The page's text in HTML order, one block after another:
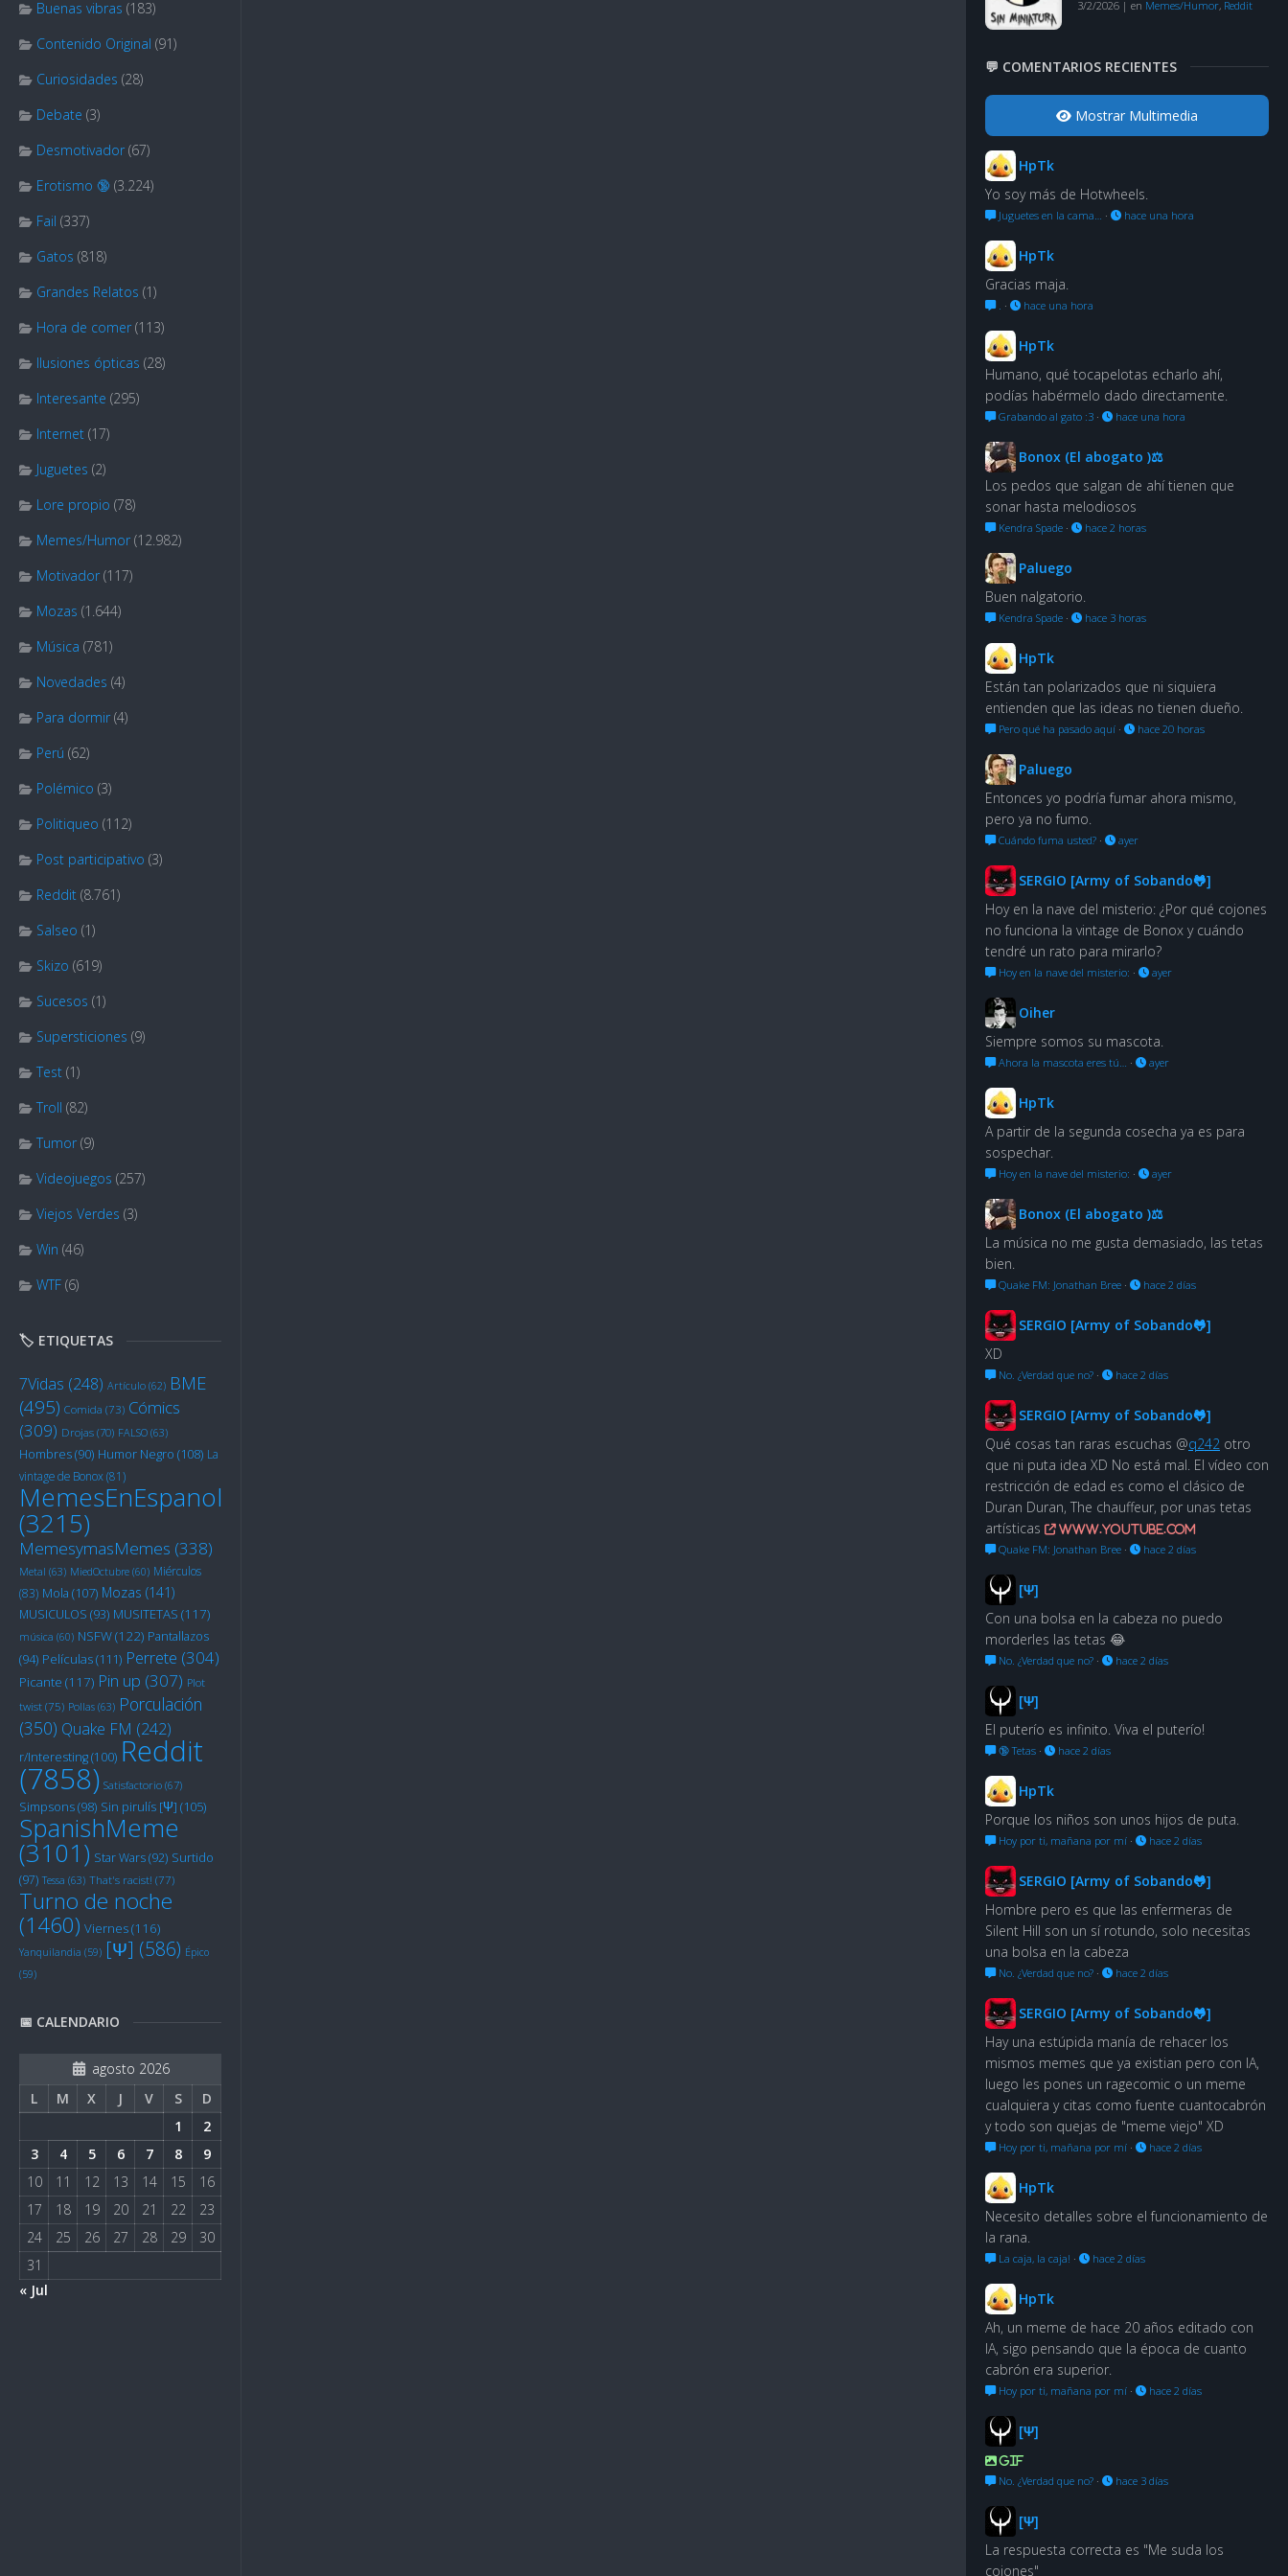
Buenas vibras (183)
Contenido Original (91)
Curiosidades (28)
Debate (3)
Desmotivador (67)
Erotismo 🔞 (3.224)
Fail (337)
Gatos (818)
Grandes Relatos (1)
Hora de comer (113)
Ilusiones ópticas (28)
Interesante (295)
Internet (17)
Juguetes (2)
Lore propio (78)
Memes/Humor (12.982)
Motivador (117)
Mozas (1.644)
Música (781)
Novedades (4)
Para dormir (4)
Perú (62)
Polémico (3)
Politiqueo (112)
Post participativo (3)
Reddit (8.761)
Salseo (1)
Skizo (619)
Sucesos (1)
Supersticiones (9)
Test (1)
Troll (82)
Tumor (9)
Videojuegos (257)
Viejos Verdes (3)
Win (46)
WTF (6)
🏷️ ETIQUETAS
7Vidas (248) Artículo (62) BME
(495) Comida (73) Cómics
(309) Drojas (70) FALSO (63)
Hombres(90) Humor Negro (108) La
vintage de Bonox(81)
MemesEnEspanol
(3215)
MemesymasMemes (338)
Metal (63) MiedOctubre (60) Miérculos
(83) Mola (107) Mozas (141)
MUSICULOS (93) MUSITETAS (117)
música (60) NSFW(122) Pantallazos
(94) Películas(111) Perrete (304)
Picante (117) Pin up (307) Plot
twist (75) Pollas (63) Porculación
(350) Quake FM (242)
r/Interesting(100) Reddit
(7858) Satisfactorio (67)
Simpsons(98) Sin pirulís [Ψ] (105)
SpanishMeme
(3101) Star Wars(92) Surtido
(97) Tessa (63) That's racist! (77)
Turno de noche
(1460) Viernes(116)
Yanquilandia (59) [Ψ] (586) Épico
(59)
📅 CALENDARIO
agosto 2026
L
M X J V S
D
1
2
3
4 5 6 7 8
9
10
11 12 13 14 15
16
17
18 19 20 21 22
23
24
25 26 27 28 29
30
31
« Jul
3/2/2026 | en Memes/Humor, Reddit
💬 COMENTARIOS RECIENTES
Mostrar Multimedia
HpTk
Yo soy más de Hotwheels.
Juguetes en la cama… · hace una hora
HpTk
Gracias maja.
. · hace una hora
HpTk
Humano, qué tocapelotas echarlo ahí,
podías habérmelo dado directamente.
Grabando al gato :3 · hace una hora
Bonox (El abogato )⚖
Los pedos que salgan de ahí tienen que
sonar hasta melodiosos
Kendra Spade · hace 2 horas
Paluego
Buen nalgatorio.
Kendra Spade · hace 3 horas
HpTk
Están tan polarizados que ni siquiera
entienden que las ideas no tienen dueño.
Pero qué ha pasado aquí · hace 20 horas
Paluego
Entonces yo podría fumar ahora mismo,
pero ya no fumo.
Cuándo fuma usted? · ayer
SERGIO [Army of Sobando🐸]
Hoy en la nave del misterio: ¿Por qué cojones
no funciona la vintage de Bonox y cuándo
tendré un rato para mirarlo?
Hoy en la nave del misterio: · ayer
Oiher
Siempre somos su mascota.
Ahora la mascota eres tú… · ayer
HpTk
A partir de la segunda cosecha ya es para
sospechar.
Hoy en la nave del misterio: · ayer
Bonox (El abogato )⚖
La música no me gusta demasiado, las tetas
bien.
Quake FM: Jonathan Bree · hace 2 días
SERGIO [Army of Sobando🐸]
XD
No. ¿Verdad que no? · hace 2 días
SERGIO [Army of Sobando🐸]
Qué cosas tan raras escuchas @q242 otro
que ni puta idea XD No está mal. El vídeo con
restricción de edad es como el clásico de
Duran Duran, The chauffeur, por unas tetas
artísticas
www.youtube.com
Quake FM: Jonathan Bree · hace 2 días
[Ψ]
Con una bolsa en la cabeza no puedo
morderles las tetas 😂
No. ¿Verdad que no? · hace 2 días
[Ψ]
El puterío es infinito. Viva el puterío!
🔞 Tetas · hace 2 días
HpTk
Porque los niños son unos hijos de puta.
Hoy por ti, mañana por mí · hace 2 días
SERGIO [Army of Sobando🐸]
Hombre pero es que las enfermeras de
Silent Hill son un sí rotundo, solo necesitas
una bolsa en la cabeza
No. ¿Verdad que no? · hace 2 días
SERGIO [Army of Sobando🐸]
Hay una estúpida manía de rehacer los
mismos memes que ya existian pero con IA,
luego les pones un ragecomic o un meme
cualquiera y citas como fuente cuantocabrón
y todo son quejas de "meme viejo" XD
Hoy por ti, mañana por mí · hace 2 días
HpTk
Necesito detalles sobre el funcionamiento de
la rana.
La caja, la caja! · hace 2 días
HpTk
Ah, un meme de hace 20 años editado con
IA, sigo pensando que la época de cuanto
cabrón era superior.
Hoy por ti, mañana por mí · hace 2 días
[Ψ]
GIF
No. ¿Verdad que no? · hace 3 días
[Ψ]
La respuesta correcta es "Me suda los
cojones"